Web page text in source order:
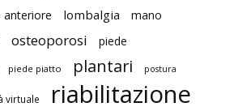
lombalgia
mano
osteoporosi piede
piede piatto plantari postura
virtuale riabilitazione